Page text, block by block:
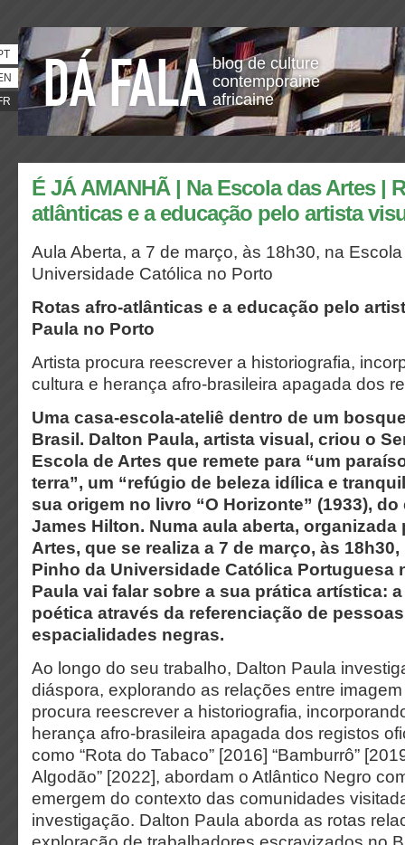
blog de culture
contemporaine
africaine
É JÁ AMANHÃ | Na Escola das Artes |
atlânticas e a educação pelo artista
Aula Aberta, a 7 de março, às 18h30, na
Universidade Católica no Porto
Rotas afro-atlânticas e a educação pelo
Paula no Porto
Artista procura reescrever a historiografia,
cultura e herança afro-brasileira apagada dos
Uma casa-escola-ateliê dentro de um
Brasil. Dalton Paula, artista visual, criou o
Escola de Artes que remete para “um
terra”, um “refúgio de beleza idílica e
sua origem no livro “O Horizonte” (1933),
James Hilton. Numa aula aberta, organizada
Artes, que se realiza a 7 de março, às
Pinho da Universidade Católica Portuguesa
Paula vai falar sobre a sua prática artística:
poética através da referenciação de
espacialidades negras.
Ao longo do seu trabalho, Dalton Paula
diáspora, explorando as relações entre
procura reescrever a historiografia,
herança afro-brasileira apagada dos registos
como “Rota do Tabaco” [2016] “Bamburrô”
Algodão” [2022], abordam o Atlântico Negro
emergem do contexto das comunidades
investigação. Dalton Paula aborda as rotas